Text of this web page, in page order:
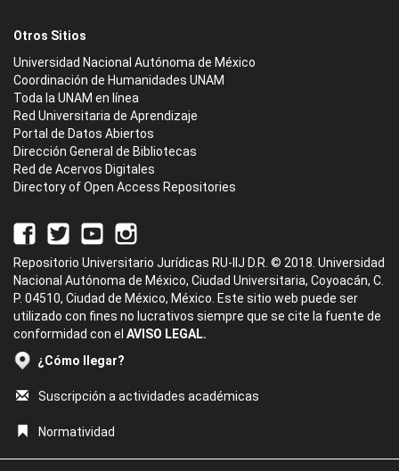
Otros Sitios
Universidad Nacional Autónoma de México
Coordinación de Humanidades UNAM
Toda la UNAM en línea
Red Universitaria de Aprendizaje
Portal de Datos Abiertos
Dirección General de Bibliotecas
Red de Acervos Digitales
Directory of Open Access Repositories
Repositorio Universitario Jurídicas RU-IIJ D.R. © 2018. Universidad
Nacional Autónoma de México, Ciudad Universitaria, Coyoacán, C.
P. 04510, Ciudad de México, México. Este sitio web puede ser
utilizado con fines no lucrativos siempre que se cite la fuente de
conformidad con el AVISO LEGAL.
¿Cómo llegar?
Suscripción a actividades académicas
Normatividad